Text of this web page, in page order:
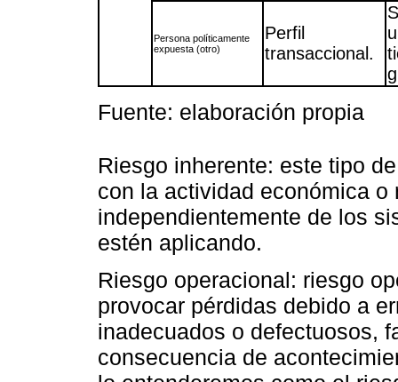
Persona políticamente
expuesta (otro)
Perfil
transaccional.
Fuente: elaboración propia
Riesgo inherente: este tipo
con la actividad económica
independientemente de los
estén aplicando.
Riesgo operacional: riesgo
provocar pérdidas debido a
inadecuados o defectuosos,
consecuencia de